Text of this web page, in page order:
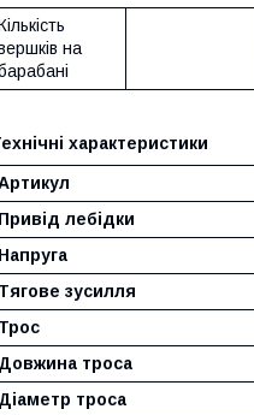
на
характеристики
лебідки
зусилля
троса
троса